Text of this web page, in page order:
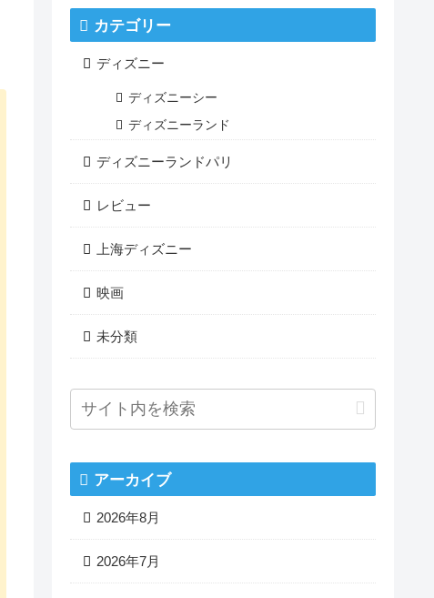
カテゴリー
ディズニー
ディズニーシー
ディズニーランド
ディズニーランドパリ
レビュー
上海ディズニー
映画
未分類
アーカイブ
2026年8月
2026年7月